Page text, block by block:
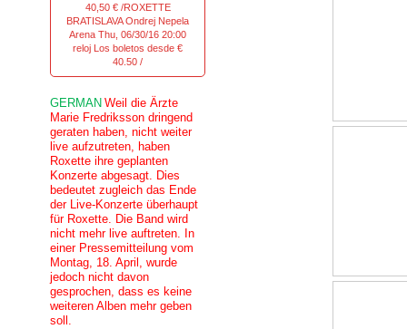
40,50 € /ROXETTE
BRATISLAVA Ondrej Nepela
Arena Thu, 06/30/16 20:00
reloj Los boletos desde €
40.50 /
GERMAN Weil die Ärzte
Marie Fredriksson dringend
geraten haben, nicht weiter
live aufzutreten, haben
Roxette ihre geplanten
Konzerte abgesagt. Dies
bedeutet zugleich das Ende
der Live-Konzerte überhaupt
für Roxette. Die Band wird
nicht mehr live auftreten. In
einer Pressemitteilung vom
Montag, 18. April, wurde
jedoch nicht davon
gesprochen, dass es keine
weiteren Alben mehr geben
soll.